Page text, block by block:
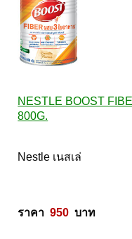
NESTLE BOOST
800G.
Nestle เนสเล่
ราคา 950
  บาท